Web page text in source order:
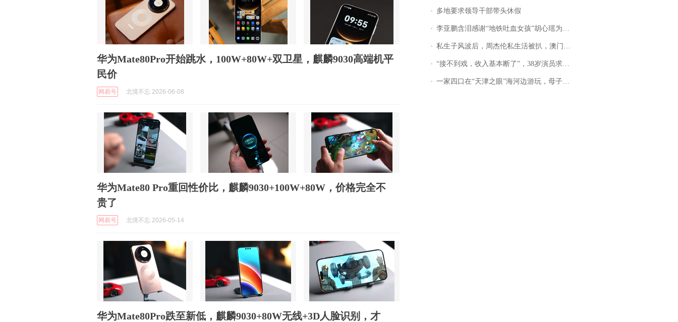
华为Mate80Pro开始跳水，100W+80W+双卫星，麒麟9030高端机平
民价
网易号 北境不忘 2026-06-08
华为Mate80 Pro重回性价比，麒麟9030+100W+80W，价格完全不
贵了
网易号 北境不忘 2026-05-14
华为Mate80Pro跌至新低，麒麟9030+80W无线+3D人脸识别，才
多地要求领导干部带头休假
李亚鹏含泪感谢“地铁吐血女孩”胡心瑶为嫣然天使捐99999元：这份捐赠太沉重，尊重其捐赠意愿，个人向胡心瑶和她的病友之家各捐赠99999元
私生子风波后，周杰伦私生活被扒，澳门输10亿传闻早已经水落石出
“接不到戏，收入基本断了”，38岁演员求职景区NPC：工作量断崖式下跌，留给我试错的时间不多了
一家四口在“天津之眼”海河边游玩，母子俩不幸溺亡